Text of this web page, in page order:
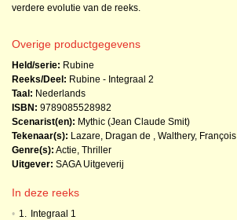
verdere evolutie van de reeks.
Overige productgegevens
Held/serie: Rubine
Reeks/Deel: Rubine - Integraal 2
Taal: Nederlands
ISBN: 9789085528982
Scenarist(en): Mythic (Jean Claude Smit)
Tekenaar(s): Lazare, Dragan de , Walthery, François
Genre(s): Actie, Thriller
Uitgever: SAGA Uitgeverij
In deze reeks
• 1. Integraal 1